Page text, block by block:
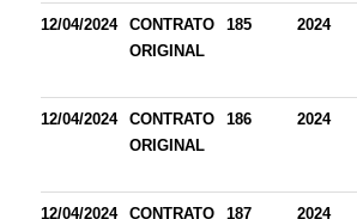
12/04/2024
CONTRATO
ORIGINAL
185 2024
12/04/2024
CONTRATO
ORIGINAL
186 2024
12/04/2024
CONTRATO
187 2024